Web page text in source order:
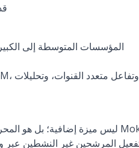
المؤسسات المتوسطة إلى